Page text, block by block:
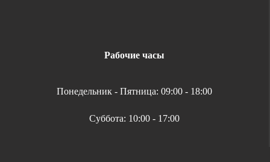
Рабочие часы
Понедельник - Пятница: 09:00 - 18:00
Суббота: 10:00 - 17:00